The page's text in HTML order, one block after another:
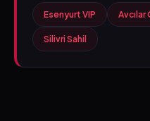
Esenyurt VIP Avcılar
Silivri Sahil